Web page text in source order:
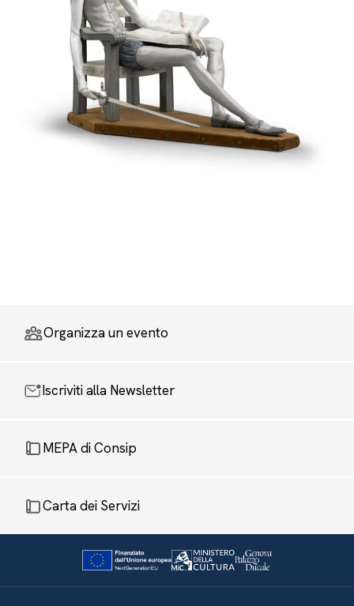
Organizza un evento
Iscriviti alla Newsletter
MEPA di Consip
Carta dei Servizi